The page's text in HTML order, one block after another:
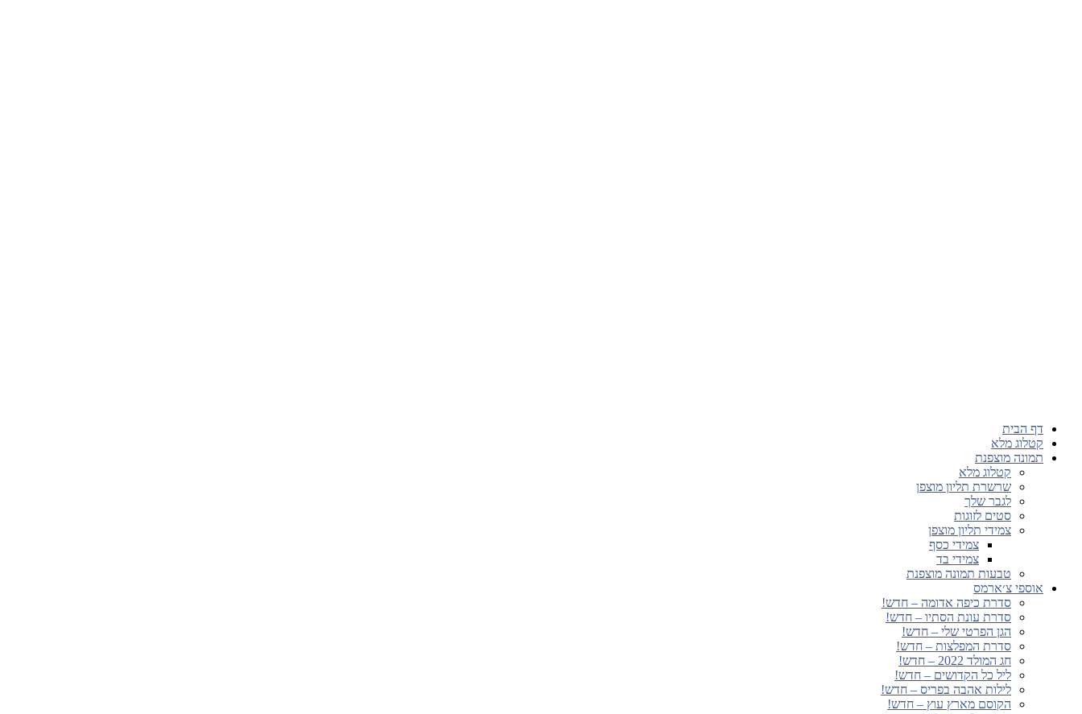
דף הבית
קטלוג מלא
תמונה מוצפנת
קטלוג מלא
שרשרת תליון מוצפן
לגבר שלך
סטים לזוגות
צמידי תליון מוצפן
צמידי כסף
צמידי בד
טבעות תמונה מוצפנת
אוספי צ׳ארמס
סדרת כיפה אדומה – חדש!
סדרת עונת הסתיו – חדש!
הגן הפרטי שלי – חדש!
סדרת המפלצות – חדש!
חג המולד 2022 – חדש!
ליל כל הקדושים – חדש!
לילות אהבה בפריס – חדש!
הקוסם מארץ עוץ – חדש!